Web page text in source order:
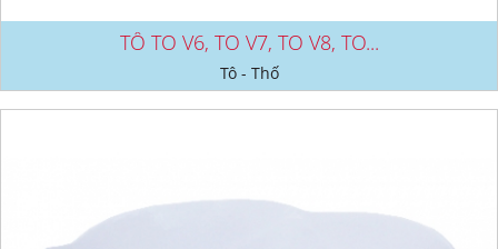
TÔ TO V6, TO V7, TO V8, TO...
Tô - Thố